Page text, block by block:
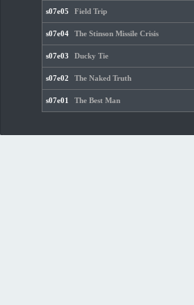
s07e05 Field Trip
s07e04 The Stinson Missile Crisis
s07e03 Ducky Tie
s07e02 The Naked Truth
s07e01 The Best Man